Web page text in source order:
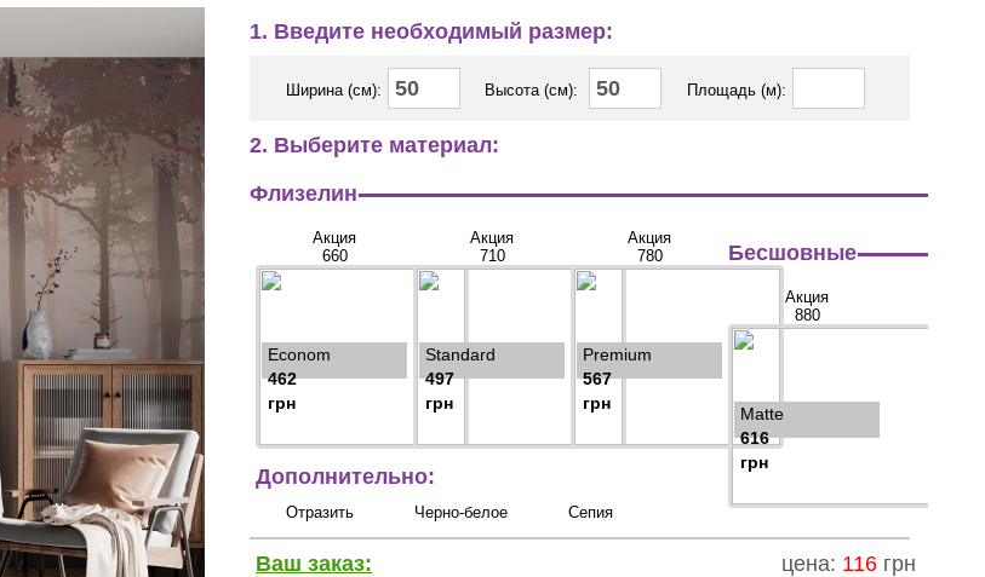
1. Введите необходимый размер:
Ширина (см): Высота (см): Площадь (м):
2. Выберите материал:
Флизелин
Акция
660
Econom
462
грн
Акция
710
Standard
497
грн
Акция
780
Premium
567
грн
Бесшовные
Акция
880
Matte
616
грн
Дополнительно:
Отразить Черно-белое Сепия
Ваш заказ: цена: 116 грн